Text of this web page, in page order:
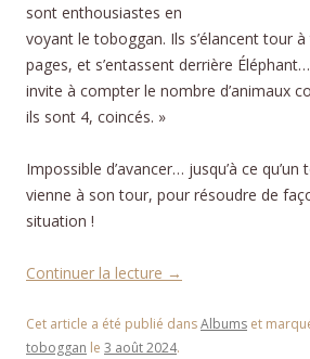
sont enthousiastes en
voyant le toboggan. Ils s’élancent tour
pages, et s’entassent derrière
invite à compter le nombre d’animaux
ils sont 4, coincés. »
Impossible d’avancer… jusqu’à ce
vienne à son tour, pour résoudre de
situation !
Continuer la lecture →
Cet article a été publié dansAlbums et
toboggan le 3 août 2024.